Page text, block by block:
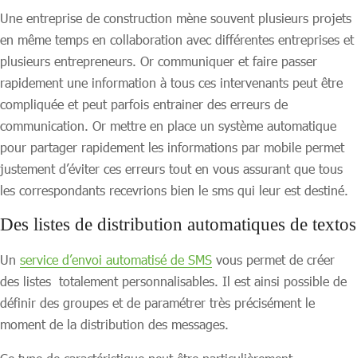
Une entreprise de construction mène souvent plusieurs projets
en même temps en collaboration avec différentes entreprises et
plusieurs entrepreneurs. Or communiquer et faire passer
rapidement une information à tous ces intervenants peut être
compliquée et peut parfois entrainer des erreurs de
communication. Or mettre en place un système automatique
pour partager rapidement les informations par mobile permet
justement d’éviter ces erreurs tout en vous assurant que tous
les correspondants recevrions bien le sms qui leur est destiné.
Des listes de distribution automatiques de textos
Un service d’envoi automatisé de SMS vous permet de créer
des listes totalement personnalisables. Il est ainsi possible de
définir des groupes et de paramétrer très précisément le
moment de la distribution des messages.